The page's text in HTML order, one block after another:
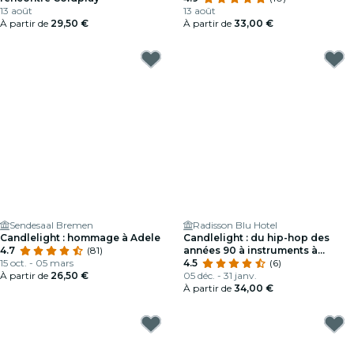
13 août
À partir de 29,50 €
13 août
À partir de 33,00 €
Sendesaal Bremen
Candlelight : hommage à Adele
4.7
(81)
15 oct. - 05 mars
À partir de 26,50 €
Radisson Blu Hotel
Candlelight : du hip-hop des
années 90 à instruments à
cordes
4.5
(6)
05 déc. - 31 janv.
À partir de 34,00 €